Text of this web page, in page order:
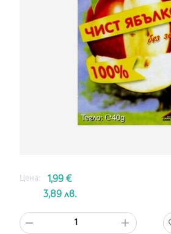
Цена:
1,99 €
3,89 лв.
1